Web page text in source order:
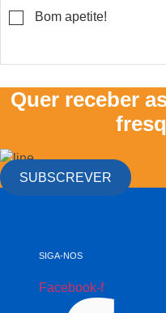
▢
Bom apetite!
Quer receber
SUBSCREVER
SIGA-NOS
Facebook-f